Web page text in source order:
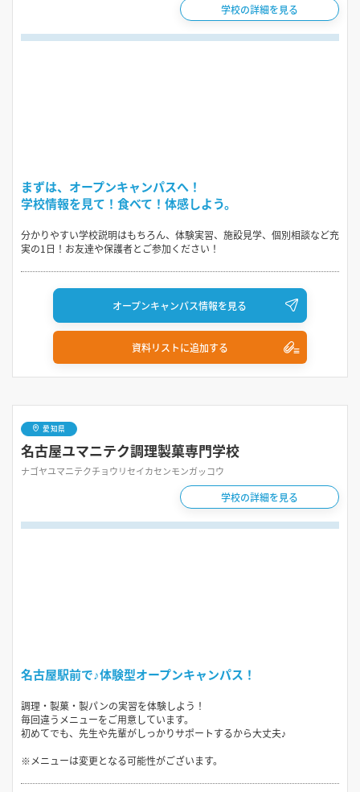
学校の詳細を見る
まずは、オープンキャンパスへ！
学校情報を見て！食べて！体感しよう。
分かりやすい学校説明はもちろん、体験実習、施設見学、個別相談など充
実の1日！お友達や保護者とご参加ください！
オープンキャンパス情報を見る
資料リストに追加する
愛知県
名古屋ユマニテク調理製菓専門学校
ナゴヤユマニテクチョウリセイカセンモンガッコウ
学校の詳細を見る
名古屋駅前で♪体験型オープンキャンパス！
調理・製菓・製パンの実習を体験しよう！
毎回違うメニューをご用意しています。
初めてでも、先生や先輩がしっかりサポートするから大丈夫♪
※メニューは変更となる可能性がございます。